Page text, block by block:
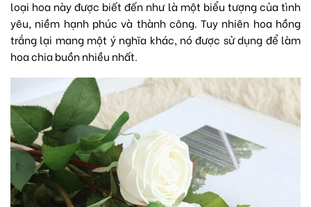
loại hoa này được biết đến như là một biểu tượng của tình
yêu, niềm hạnh phúc và thành công. Tuy nhiên hoa hồng
trắng lại mang một ý nghĩa khác, nó được sử dụng để làm
hoa chia buồn nhiều nhất.